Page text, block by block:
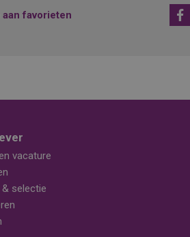
favorieten
vacature
& selectie